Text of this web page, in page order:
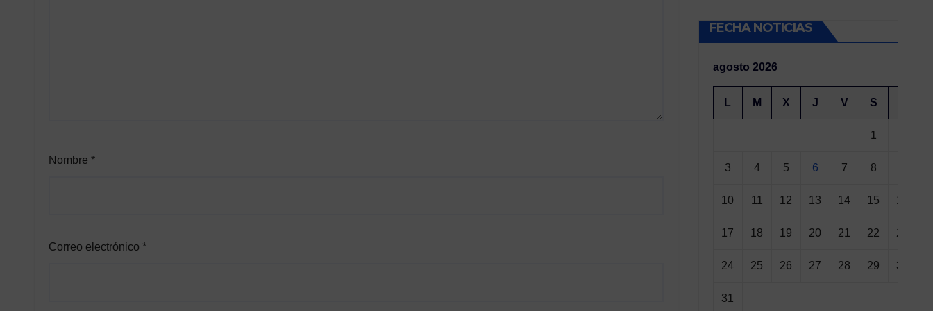
Nombre *
Correo electrónico *
FECHA NOTICIAS
agosto 2026
L M X J V S
1
3 4 5 6 7 8
10 11 12 13 14 15 16
17 18 19 20 21 22 23
24 25 26 27 28 29 30
31